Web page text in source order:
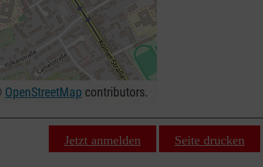
OpenStreetMap contributors.
Jetzt anmelden Seite drucken